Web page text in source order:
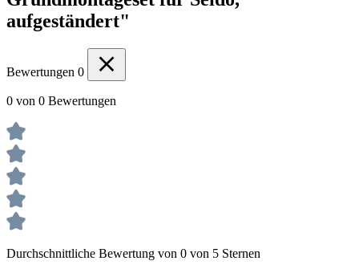
aufgeständert"
Bewertungen 0
0 von 0 Bewertungen
Durchschnittliche Bewertung von 0 von 5 Sternen